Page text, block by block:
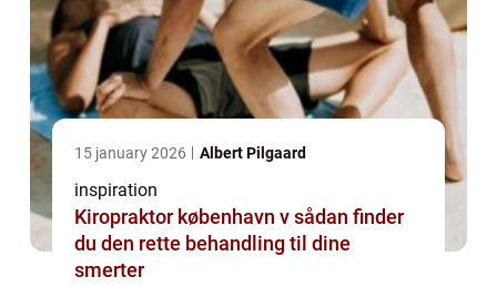
15 january 2026 Albert Pilgaard
inspiration
Kiropraktor københavn v sådan finder
du den rette behandling til dine
smerter